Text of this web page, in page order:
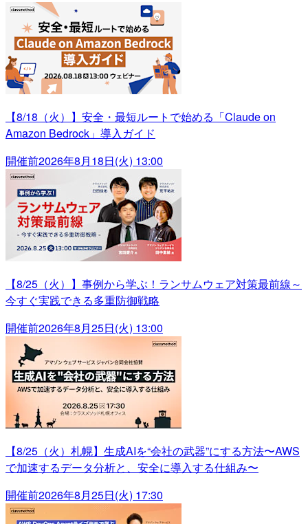
【8/18（火）】安全・最短ルートで始める「Claude on
Amazon Bedrock」導入ガイド
開催前2026年8月18日(火) 13:00
【8/25（火）】事例から学ぶ！ランサムウェア対策最前線～
今すぐ実践できる多重防御戦略
開催前2026年8月25日(火) 13:00
【8/25（火）札幌】生成AIを“会社の武器”にする方法〜AWS
で加速するデータ分析と、安全に導入する仕組み〜
開催前2026年8月25日(火) 17:30